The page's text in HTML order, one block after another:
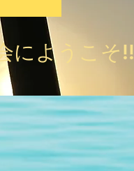
にようこそ!!